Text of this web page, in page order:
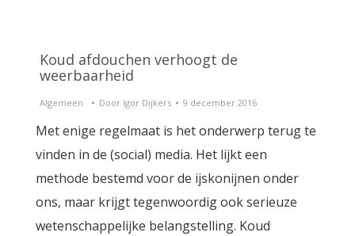
Koud afdouchen verhoogt de
weerbaarheid
Algemeen Door Igor Dijkers 9 december 2016
Met enige regelmaat is het onderwerp terug te
vinden in de (social) media. Het lijkt een
methode bestemd voor de ijskonijnen onder
ons, maar krijgt tegenwoordig ook serieuze
wetenschappelijke belangstelling. Koud